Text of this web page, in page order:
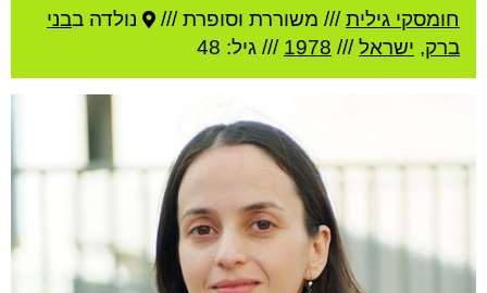
חומסקי גילית/// משוררת וסופרת /// נולדה בבני
ברק, ישראל///
1978 /// גיל: 48